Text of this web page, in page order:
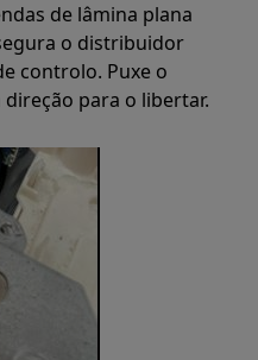
de lâmina plana
o distribuidor
controlo. Puxe o
para o libertar.